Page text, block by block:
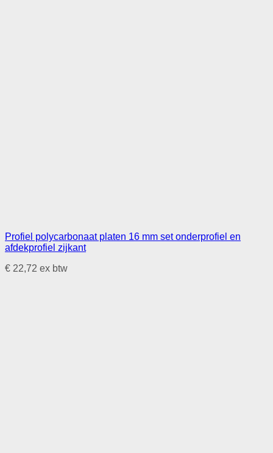
Profiel polycarbonaat platen 16 mm set onderprofiel en
afdekprofiel zijkant
€ 22,72 ex btw